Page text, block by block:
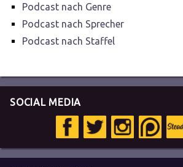
Podcast nach Genre
Podcast nach Sprecher
Podcast nach Staffel
SOCIAL MEDIA